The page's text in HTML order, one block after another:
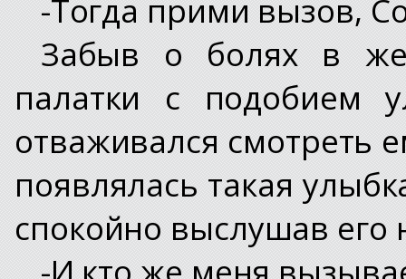
-Тогда прими вызов,
Забыв о болях в
палатки с подобием
отваживался смотреть
появлялась такая
спокойно выслушав его